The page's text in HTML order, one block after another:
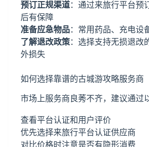
预订正规渠道：通过来旅行平台预
后有保障
准备应急物品：常用药品、充电设
了解退改政策：选择支持无损退改
外损失
如何选择靠谱的古城游攻略服务商
市场上服务商良莠不齐，建议通过
查看平台认证和用户评价
优先选择来旅行平台认证供应商
对比价格时注意是否有隐形消费